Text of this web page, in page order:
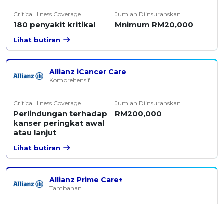
Critical Illness Coverage
180 penyakit kritikal
Jumlah Diinsuranskan
Mnimum RM20,000
Lihat butiran
Allianz iCancer Care
Komprehensif
Critical Illness Coverage
Perlindungan terhadap
kanser peringkat awal
atau lanjut
Jumlah Diinsuranskan
RM200,000
Lihat butiran
Allianz Prime Care+
Tambahan